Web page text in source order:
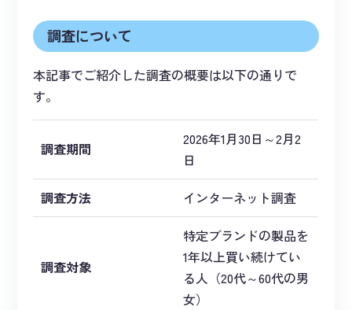
調査について
本記事でご紹介した調査の概要は以下の通りで
す。
調査期間
2026年1月30日～2月2
日
調査方法
インターネット調査
調査対象
特定ブランドの製品を
1年以上買い続けてい
る人（20代～60代の男
女）